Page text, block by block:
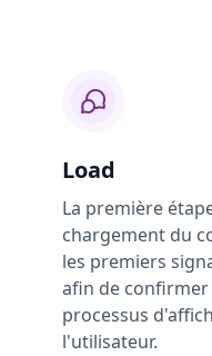
Load
La première
chargement du
les premiers
afin de
processus
l'utilisateur.